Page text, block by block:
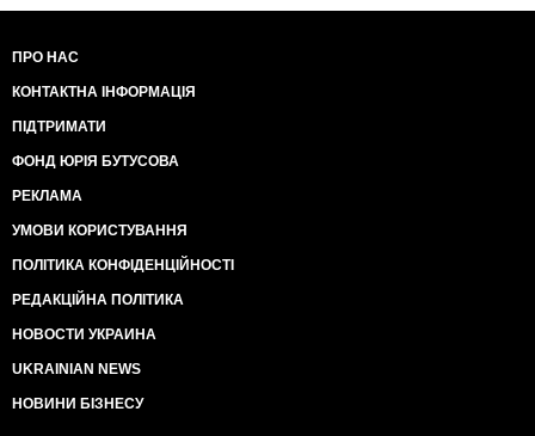
ПРО НАС
КОНТАКТНА ІНФОРМАЦІЯ
ПІДТРИМАТИ
ФОНД ЮРІЯ БУТУСОВА
РЕКЛАМА
УМОВИ КОРИСТУВАННЯ
ПОЛІТИКА КОНФІДЕНЦІЙНОСТІ
РЕДАКЦІЙНА ПОЛІТИКА
НОВОСТИ УКРАИНА
UKRAINIAN NEWS
НОВИНИ БІЗНЕСУ